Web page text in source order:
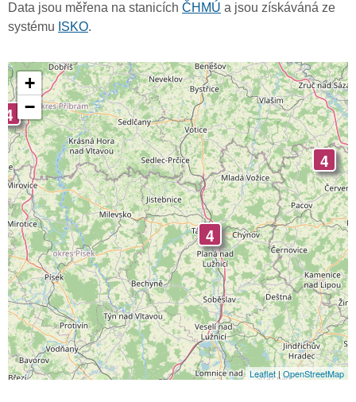
Data jsou měřena na stanicích ČHMÚ a jsou získáváná ze
systému ISKO.
4
4
4
+
−
Leaflet|OpenStreetMap